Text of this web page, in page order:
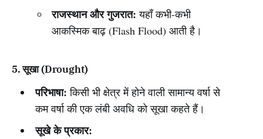
राजस्थान और गुजरात: यहाँ कभी-कभी
आकस्मिक बाढ़ (Flash Flood) आती है।
5. सूखा (Drought)
परिभाषा: किसी भी क्षेत्र में होने वाली सामान्य वर्षा से
कम वर्षा की एक लंबी अवधि को सूखा कहते हैं।
सूखे के प्रकार: